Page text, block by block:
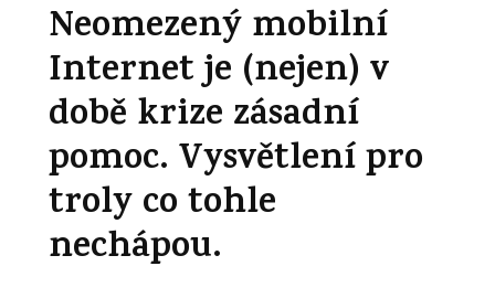
Neomezený mobilní
Internet je (nejen) v
době krize zásadní
pomoc. Vysvětlení pro
troly co tohle
nechápou.